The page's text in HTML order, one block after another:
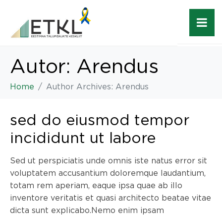
Autor: Arendus
Home Author Archives: Arendus
sed do eiusmod tempor
incididunt ut labore
Sed ut perspiciatis unde omnis iste natus error sit
voluptatem accusantium doloremque laudantium,
totam rem aperiam, eaque ipsa quae ab illo
inventore veritatis et quasi architecto beatae vitae
dicta sunt explicabo.Nemo enim ipsam